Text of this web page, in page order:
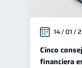
14 / 01 /
Cinco
financiera